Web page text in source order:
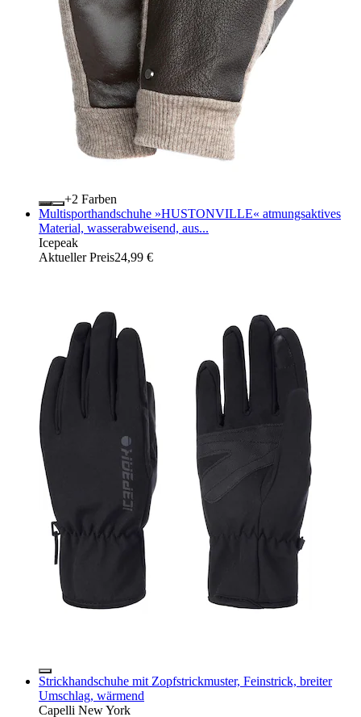
+
Farben
Multisporthandschuhe »HUSTONVILLE« atmungsaktives
Material, wasserabweisend, aus...
Icepeak
Aktueller Preis24,99 €
Strickhandschuhe mit Zopfstrickmuster, Feinstrick, breiter
Umschlag, wärmend
Capelli New York